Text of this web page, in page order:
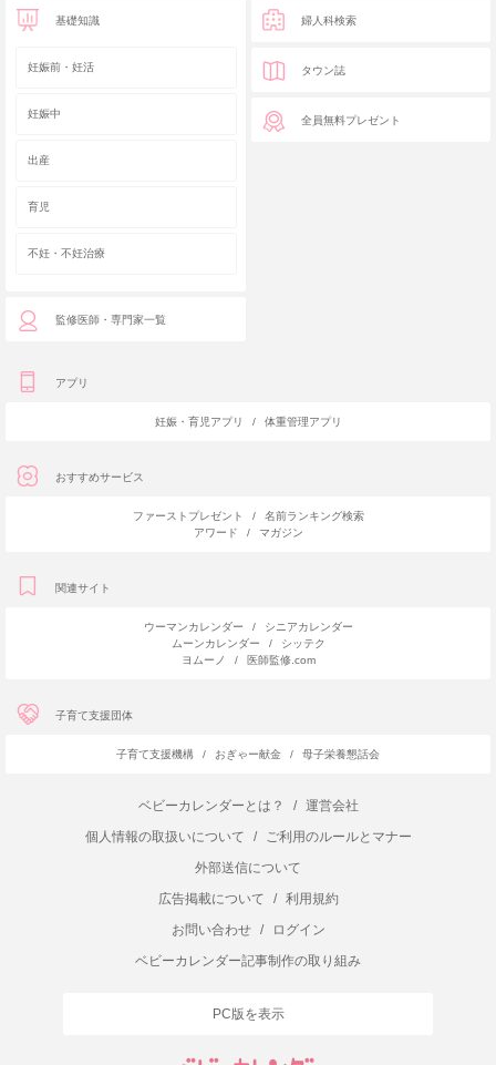
基礎知識
妊娠前・妊活
妊娠中
出産
育児
不妊・不妊治療
監修医師・専門家一覧
婦人科検索
タウン誌
全員無料プレゼント
アプリ
妊娠・育児アプリ / 体重管理アプリ
おすすめサービス
ファーストプレゼント /
名前ランキング検索
アワード
/ マガジン
関連サイト
ウーマンカレンダー /
シニアカレンダー
ムーンカレンダー
/
シッテク
ヨムーノ
/ 医師監修.com
子育て支援団体
子育て支援機構 / おぎゃー献金 / 母子栄養懇話会
ベビーカレンダーとは？ /
運営会社
個人情報の取扱いについて
/
ご利用のルールとマナー
外部送信について
広告掲載について
/
利用規約
お問い合わせ
/
ログイン
ベビーカレンダー記事制作の取り組み
PC版を表示